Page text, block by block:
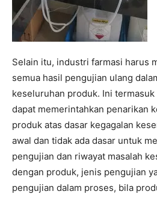
Selain itu, industri farmasi harus
semua hasil pengujian ulang
keseluruhan produk. Ini
dapat memerintahkan penarikan
produk atas dasar kegagalan
awal dan tidak ada dasar untuk
pengujian dan riwayat masalah
dengan produk, jenis pengujian
pengujian dalam proses, bila